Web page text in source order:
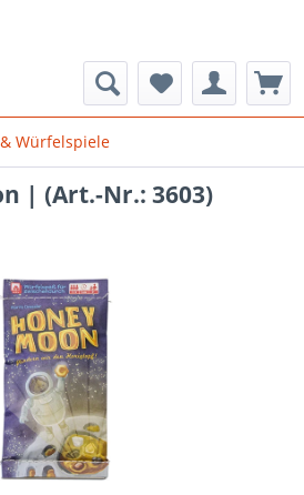
Würfelspiele
| (Art.-Nr.: 3603)